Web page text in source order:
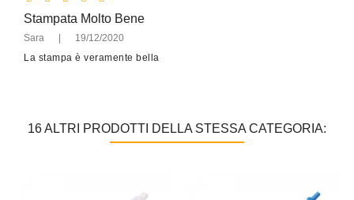
Stampata Molto Bene
Sara
19/12/2020
La stampa è veramente bella
16 ALTRI PRODOTTI DELLA STESSA CATEGORIA: